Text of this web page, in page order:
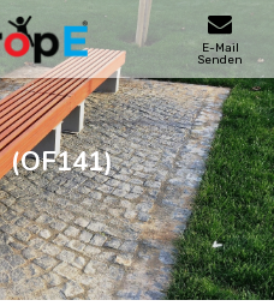
E-Mail
Senden
(OF141)